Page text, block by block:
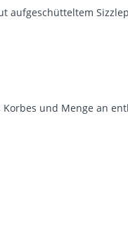
aufgeschütteltem
und Menge an